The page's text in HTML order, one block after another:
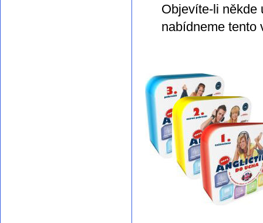
Objevíte-li někde
nabídneme tento